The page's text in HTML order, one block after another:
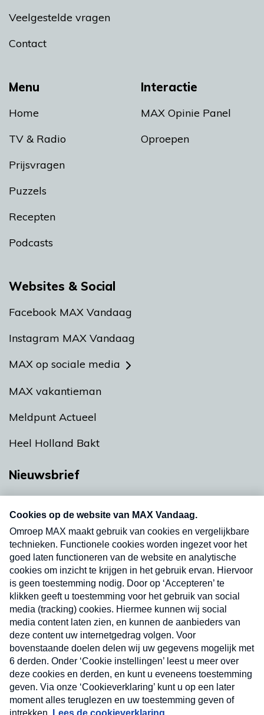
Menu
Home
TV & Radio
Prijsvragen
Puzzels
Recepten
Podcasts
Interactie
MAX Opinie Panel
Oproepen
Veelgestelde vragen
Contact
Websites & Social
Facebook MAX Vandaag
Instagram MAX Vandaag
MAX op sociale media
MAX vakantieman
Meldpunt Actueel
Heel Holland Bakt
Nieuwsbrief
Neem hier een gratis abonnement op onze
nieuwsbrief. Elke vrijdag- en dinsdagochtend in
uw mailbox.
Verzend
Nieuwsbrief
Neem hier een gratis abonnement op onze
nieuwsbrief. Elke vrijdag- en dinsdagochtend in uw